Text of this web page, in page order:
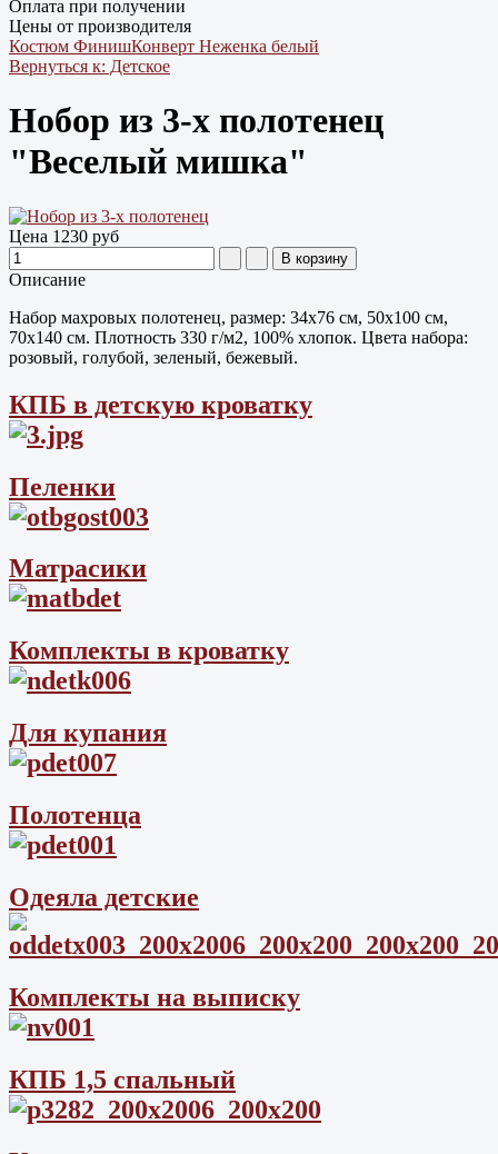
Оплата при получении
Цены от производителя
Костюм ФинишКонверт Неженка белый
Вернуться к: Детское
Нобор из 3-х полотенец
"Веселый мишка"
Цена 1230 руб
Описание
Набор махровых полотенец, размер: 34х76 см, 50х100 см,
70х140 см. Плотность 330 г/м2, 100% хлопок. Цвета набора:
розовый, голубой, зеленый, бежевый.
КПБ в детскую кроватку
Пеленки
Матрасики
Комплекты в кроватку
Для купания
Полотенца
Одеяла детские
Комплекты на выписку
КПБ 1,5 спальный